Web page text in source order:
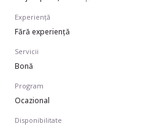
Experiență
Fără experiență
Servicii
Bonă
Program
Ocazional
Disponibilitate